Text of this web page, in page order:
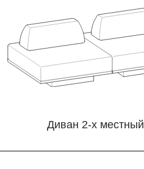
Диван 2‑х местный